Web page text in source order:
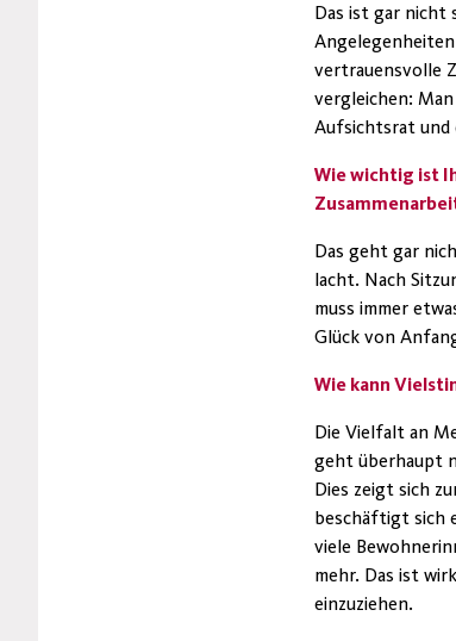
Das ist gar nicht
vertrauensvolle
vergleichen:
Aufsichtsrat und
Wie wichtig ist
Das geht gar
lacht. Nach
muss immer
Glück von
Wie kann
Die Vielfalt an
geht überhaupt
Dies zeigt sich
beschäftigt sich
viele
mehr. Das ist
einzuziehen.